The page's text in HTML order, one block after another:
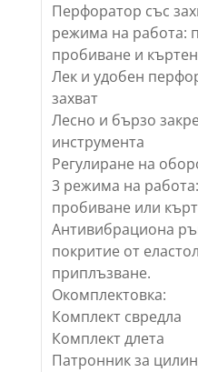
Перфоратор със
режима на работа:
пробиване и
Лек и удобен
захват
Лесно и бързо
инструмента
Регулиране на
3 режима на
пробиване или
Антивибрациона
покритие от
приплъзване.
Окомплектовка:
Комплект свредла
Комплект длета
Патронник за